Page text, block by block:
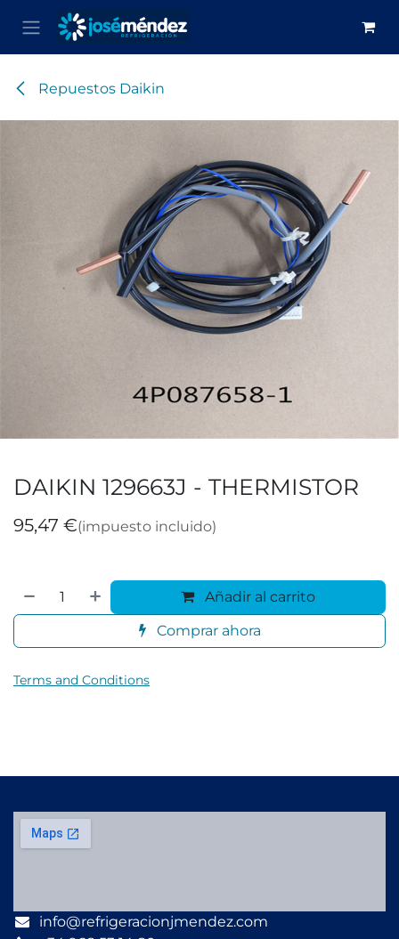
Ir al contenido
Repuestos Daikin
DAIKIN 129663J - THERMISTOR
95,47 €(impuesto incluido)
Añadir al carrito
Comprar ahora
Terms and Conditions
info@refrigeracionjmendez.com